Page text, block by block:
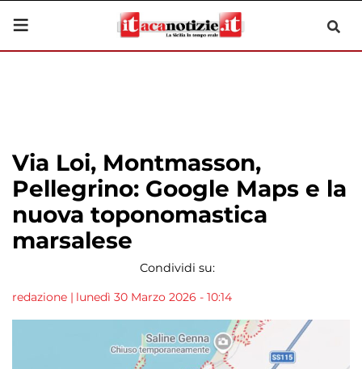
Via Loi, Montmasson,
Pellegrino: Google Maps e la
nuova toponomastica
marsalese
Condividi su:
redazione | lunedì 30 Marzo 2026 - 10:14